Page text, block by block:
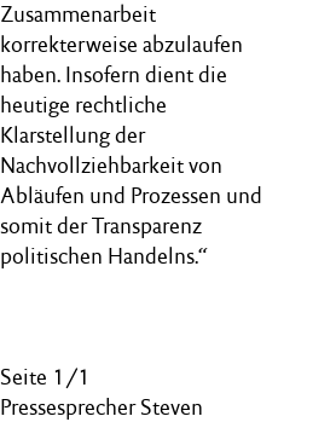
Zusammenarbeit
korrekterweise abzulaufen
haben. Insofern dient die
heutige rechtliche
Klarstellung der
Nachvollziehbarkeit von
Abläufen und Prozessen und
somit der Transparenz
politischen Handelns.“
Seite 1/1
Pressesprecher Steven